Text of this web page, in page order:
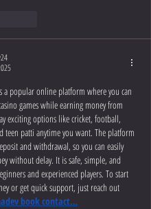
a popular online platform where you can
games while earning money from
exciting options like cricket, football,
teen patti anytime you want. The platform
and withdrawal, so you can easily
without delay. It is safe, simple, and
and experienced players. To start
or get quick support, just reach out
book contact…